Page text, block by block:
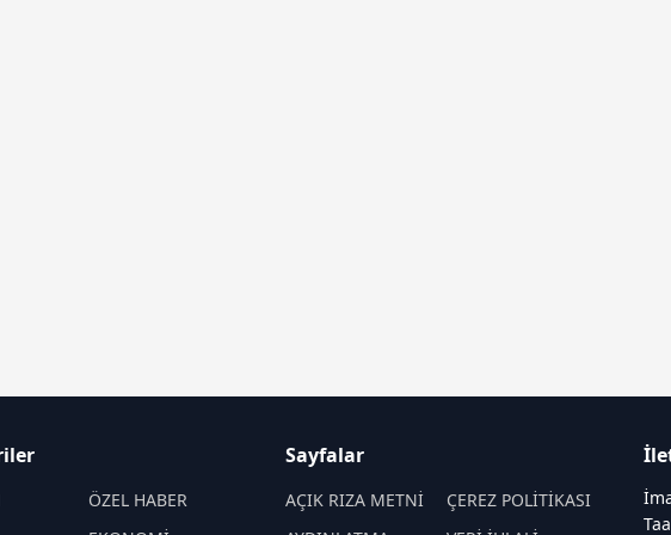
ÖZEL HABER
Sayfalar
AÇIK RIZA METNİ
ÇEREZ POLİTİKASI